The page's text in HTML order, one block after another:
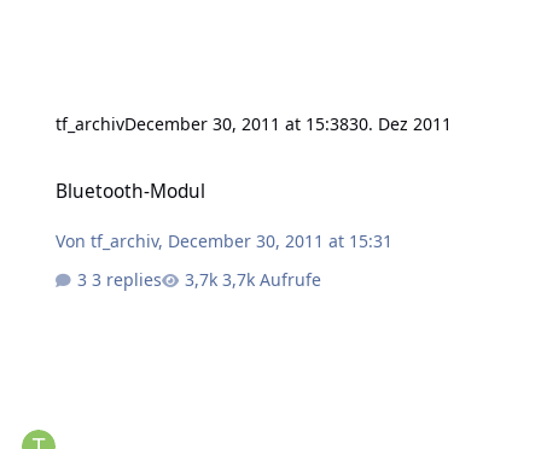
tf_archivDecember 30, 2011 at 15:3830. Dez 2011
Bluetooth-Modul
Vontf_archiv, December 30, 2011 at 15:31
3 replies
3,7k Aufrufe